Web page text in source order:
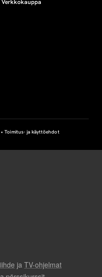
Verkkokauppa
•Toimitus- ja käyttöehdot